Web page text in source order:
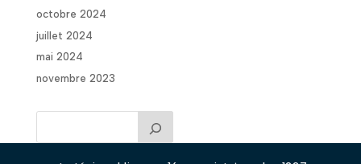
octobre 2024
juillet 2024
mai 2024
novembre 2023